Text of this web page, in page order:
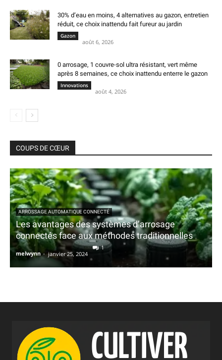
30% d’eau en moins, 4 alternatives au gazon, entretien
réduit, ce choix inattendu fait fureur au jardin
Gazon
août 6, 2026
0 arrosage, 1 couvre-sol ultra résistant, vert même
après 8 semaines, ce choix inattendu enterre le gazon
Innovations
août 4, 2026
COUPS DE CŒUR
ARROSSAGE AUTOMATIQUE CONNECTÉ
Les avantages des systèmes d’arrosage
connectés face aux méthodes traditionnelles
melwynn - janvier 25, 2024
1